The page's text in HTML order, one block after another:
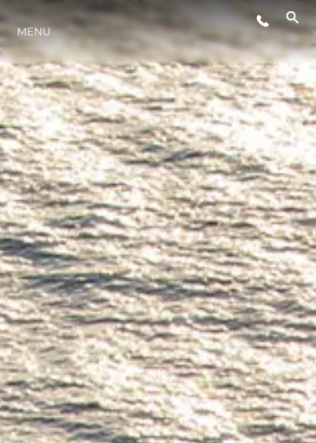
STYL ŻYCIA
INNOWACJA
PRZEDSIĘBIORSTWO
ZESPÓŁ
TRADYCJA
WYCEŃ SWOJĄ ŁÓDŹ
MENU